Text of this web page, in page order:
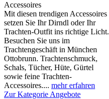
Accessoires
Mit diesen trendigen Accessoires
setzen Sie Ihr Dirndl oder Ihr
Trachten-Outfit ins richtige Licht.
Besuchen Sie uns im
Trachtengeschäft in München
Ottobrunn. Trachtenschmuck,
Schals, Tücher, Hüte, Gürtel
sowie feine Trachten-
Accessoires.... mehr erfahren
Zur Kategorie Angebote